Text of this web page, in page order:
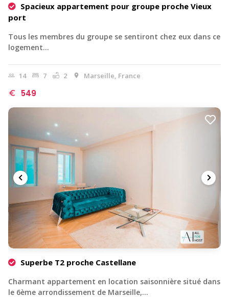
Spacieux appartement pour groupe proche Vieux
port
Tous les membres du groupe se sentiront chez eux dans ce
logement…
14 7 2 Marseille, France
549
Superbe T2 proche Castellane
Charmant appartement en location saisonnière situé dans
le 6ème arrondissement de Marseille,…